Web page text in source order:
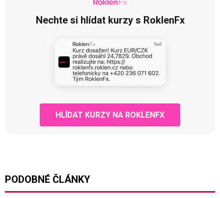
Nechte si hlídat kurzy s RoklenFx
HLÍDAT KURZY NA ROKLENFX
PODOBNÉ ČLÁNKY